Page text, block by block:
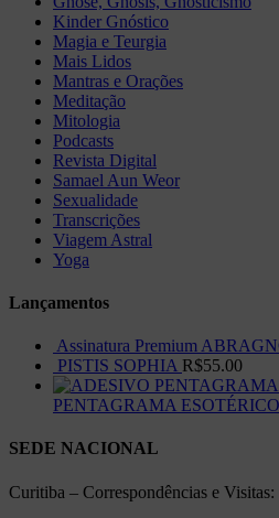
Kinder Gnóstico
Magia e Teurgia
Mais Lidos
Mantras e Orações
Meditação
Mitologia
Podcasts
Revista Digital
Samael Aun Weor
Sexualidade
Transcrições
Viagem Astral
Yoga
Lançamentos
Assinatura Premium
PISTIS SOPHIA R$55.00
PENTAGRAMA ESOTÉRICO
SEDE NACIONAL
Curitiba – Correspondências e Visitas: